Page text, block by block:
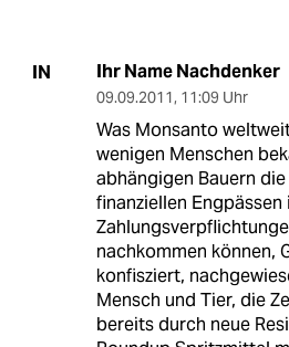
IN Ihr Name Nachdenker
09.09.2011, 11:09 Uhr
Was Monsanto
wenigen Menschen
abhängigen Bauern
finanziellen Engpässen
nachkommen können,
konfisziert,
Mensch und Tier, die
bereits durch neue